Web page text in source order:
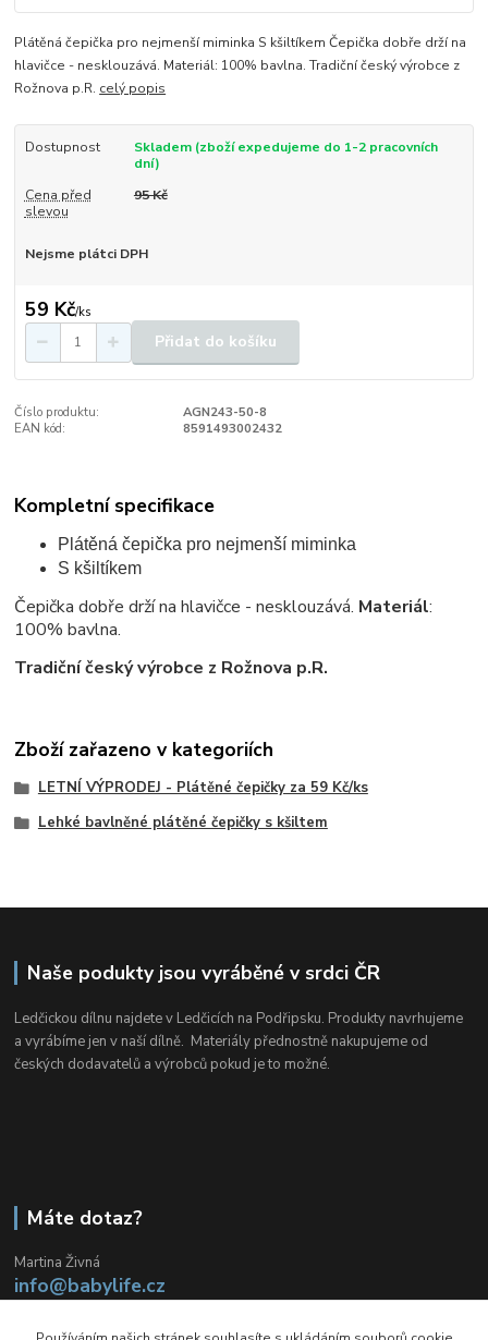
Plátěná čepička pro nejmenší miminka S kšiltíkem Čepička dobře drží na
hlavičce - nesklouzává. Materiál: 100% bavlna. Tradiční český výrobce z
Rožnova p.R. celý popis
Dostupnost
Skladem (zboží expedujeme do 1-2 pracovních
dní)
Cena před
slevou
95 Kč
Nejsme plátci DPH
59 Kč/ks
Přidat do košíku
Číslo produktu:
AGN243-50-8
EAN kód:
8591493002432
Kompletní specifikace
Plátěná čepička pro nejmenší miminka
S kšiltíkem
Čepička dobře drží na hlavičce - nesklouzává. Materiál:
100% bavlna.
Tradiční český výrobce z Rožnova p.R.
Zboží zařazeno v kategoriích
LETNÍ VÝPRODEJ - Plátěné čepičky za 59 Kč/ks
Lehké bavlněné plátěné čepičky s kšiltem
Naše podukty jsou vyráběné v srdci ČR
Ledčickou dílnu najdete v Ledčicích na Podřipsku. Produkty navrhujeme
a vyrábíme jen v naší dílně. Materiály přednostně nakupujeme od
českých dodavatelů a výrobců pokud je to možné.
Máte dotaz?
Martina Živná
info@babylife.cz